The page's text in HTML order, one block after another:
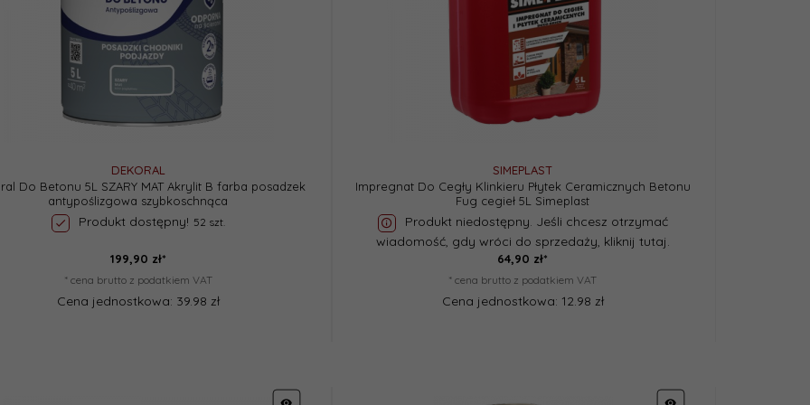
DEKORAL
Do Betonu 5L SZARY MAT Akrylit B farba posadzek
antypoślizgowa szybkoschnąca
Produkt dostępny! 52 szt.
199,90 zł*
* cena brutto z podatkiem VAT
Cena jednostkowa: 39.98 zł
SIMEPLAST
Impregnat Do Cegły Klinkieru Płytek Ceramicznych Betonu
Fug cegieł 5L Simeplast
Produkt niedostępny. Jeśli chcesz otrzymać
wiadomość, gdy wróci do sprzedaży, kliknij tutaj.
64,90 zł*
* cena brutto z podatkiem VAT
Cena jednostkowa: 12.98 zł